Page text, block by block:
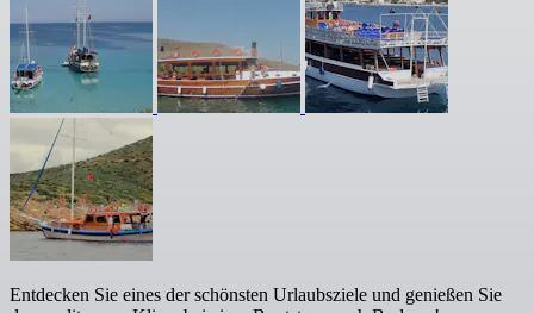
Entdecken Sie eines der schönsten Urlaubsziele und genießen Sie